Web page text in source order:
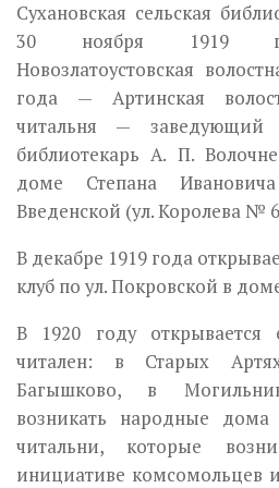
Сухановская сельская
30 ноября 1919
Новозлатоустовская
года — Артинская
читальня —
библиотекарь А. П.
доме Степана
Введенской (ул. Королева №
В декабре 1919 года
клуб по ул. Покровской в
В 1920 году
читален: в Старых
Багышково, в
возникать народные
читальни, которые
инициативе комсомольцев